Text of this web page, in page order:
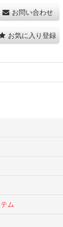
お問い合わせ
お気に入り登録
ム